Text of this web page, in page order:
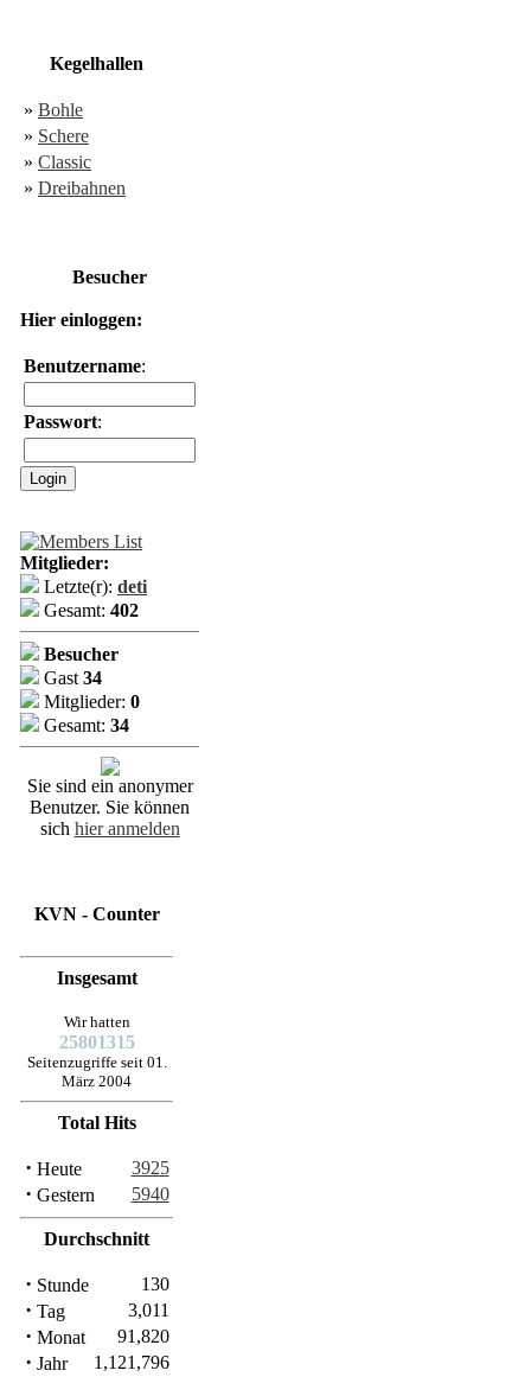
Kegelhallen
» Bohle
» Schere
» Classic
» Dreibahnen
Besucher
Hier einloggen:
Benutzername:
Passwort:
Mitglieder:
Letzte(r): deti
Gesamt: 402
Besucher
Gast 34
Mitglieder: 0
Gesamt: 34
Sie sind ein anonymer
Benutzer. Sie können
sich hier anmelden
KVN - Counter
Insgesamt
Wir hatten
25801315
Seitenzugriffe seit 01.
März 2004
Total Hits
· Heute 3925
· Gestern 5940
Durchschnitt
· Stunde 130
· Tag 3,011
· Monat 91,820
· Jahr 1,121,796